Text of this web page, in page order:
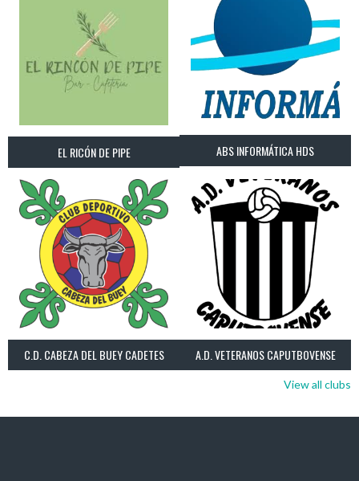
EL RICÓN DE PIPE ABS INFORMÁTICA HDS
C.D. CABEZA DEL BUEY CADETES A.D. VETERANOS CAPUTBOVENSE
View all clubs